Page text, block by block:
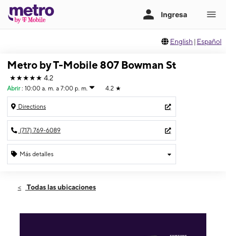
English | Español
Metro by T-Mobile 807 Bowman St
★★★★★ 4.2
Abrir : 10:00 a. m. a 7:00 p. m. 4.2 ★
Directions
(717) 769-6089
Más detalles
Viernes:10:00 a. m. a 7:00 p. m.
Todas las ubicaciones